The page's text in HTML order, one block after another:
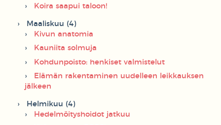
Koira saapui taloon!
Maaliskuu (4)
Kivun anatomia
Kauniita solmuja
Kohdunpoisto: henkiset valmistelut
Elämän rakentaminen uudelleen leikkauksen
jälkeen
Helmikuu (4)
Hedelmöityshoidot jatkuu